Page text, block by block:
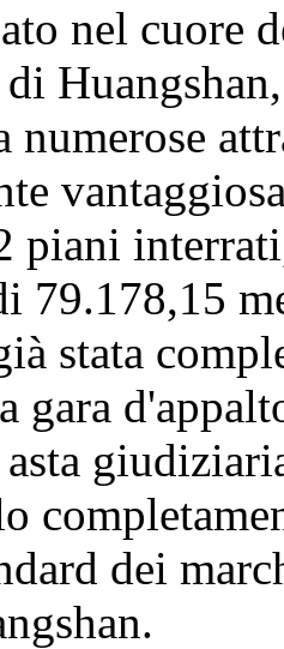
nel cuore
numerose
piani
79.178,15
stata
gara
dei